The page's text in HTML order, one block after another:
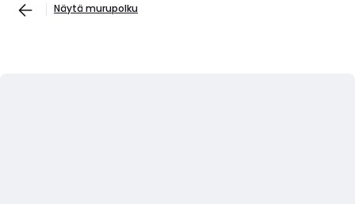
Näytä murupolku